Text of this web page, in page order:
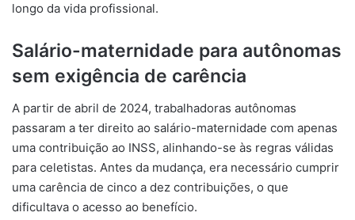
longo da vida profissional.
Salário-maternidade para autônomas
sem exigência de carência
A partir de abril de 2024, trabalhadoras autônomas
passaram a ter direito ao salário-maternidade com apenas
uma contribuição ao INSS, alinhando-se às regras válidas
para celetistas. Antes da mudança, era necessário cumprir
uma carência de cinco a dez contribuições, o que
dificultava o acesso ao benefício.